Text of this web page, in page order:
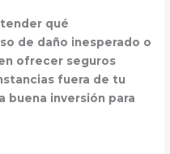
qué
de daño inesperado o
ofrecer seguros
fuera de tu
buena inversión para